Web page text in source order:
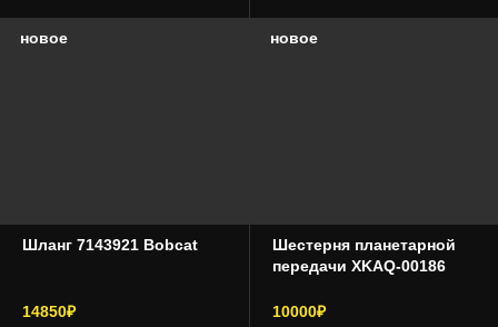
новое
Шланг 7143921 Bobcat
14850₽
новое
Шестерня планетарной
передачи XKAQ-00186
10000₽